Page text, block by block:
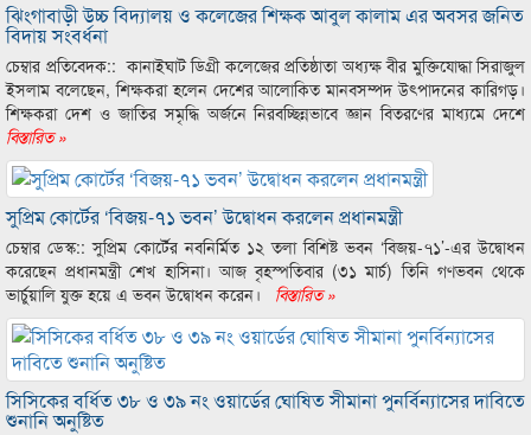
ঝিংগাবাড়ী উচ্চ বিদ্যালয় ও কলেজের শিক্ষক আবুল কালাম এর অবসর জনিত
বিদায় সংবর্ধনা
চেম্বার প্রতিবেদক:: কানাইঘাট ডিগ্রী কলেজের প্রতিষ্ঠাতা অধ্যক্ষ বীর মুক্তিযোদ্ধা সিরাজুল
ইসলাম বলেছেন, শিক্ষকরা হলেন দেশের আলোকিত মানবসম্পদ উৎপাদনের কারিগড়।
শিক্ষকরা দেশ ও জাতির সমৃদ্ধি অর্জনে নিরবচ্ছিন্নভাবে জ্ঞান বিতরণের মাধ্যমে দেশে
বিস্তারিত »
সুপ্রিম কোর্টের ‘বিজয়-৭১ ভবন’ উদ্বোধন করলেন প্রধানমন্ত্রী
চেম্বার ডেস্ক:: সুপ্রিম কোর্টের নবনির্মিত ১২ তলা বিশিষ্ট ভবন ‘বিজয়-৭১’-এর উদ্বোধন
করেছেন প্রধানমন্ত্রী শেখ হাসিনা। আজ বৃহস্পতিবার (৩১ মার্চ) তিনি গণভবন থেকে
ভার্চুয়ালি যুক্ত হয়ে এ ভবন উদ্বোধন করেন।
বিস্তারিত »
সিসিকের বর্ধিত ৩৮ ও ৩৯ নং ওয়ার্ডের ঘোষিত সীমানা পুনর্বিন্যাসের দাবিতে
শুনানি অনুষ্টিত